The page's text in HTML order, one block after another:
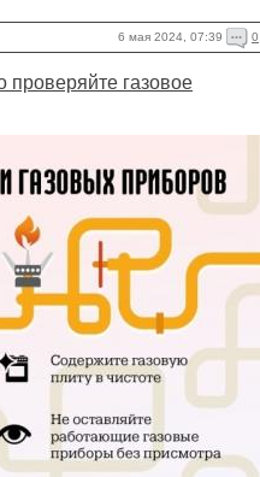
6 мая 2024, 07:39 0
газовое